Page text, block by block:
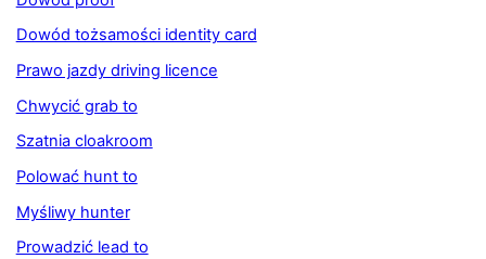
Dowód tożsamości identity card
Prawo jazdy driving licence
Chwycić grab to
Szatnia cloakroom
Polować hunt to
Myśliwy hunter
Prowadzić lead to